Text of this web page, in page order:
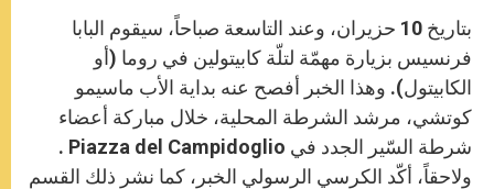
g
e
r
k
r
بتاريخ 10 حزيران، وعند التاسعة صباحاً، سيقوم البابا
فرنسيس بزيارة مهمّة لتلّة كابيتولين في روما (أو
الكابيتول). وهذا الخبر أفصح عنه بداية الأب ماسيمو
كوتشي، مرشد الشرطة المحلية، خلال مباركة أعضاء
شرطة السّير الجدد في Piazza del Campidoglio .
ولاحقاً، أكّد الكرسي الرسولي الخبر، كما نشر ذلك القسم